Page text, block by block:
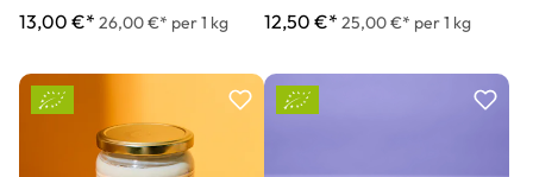
13,00 €* 26,00 €* per 1 kg
12,50 €* 25,00 €* per 1 kg